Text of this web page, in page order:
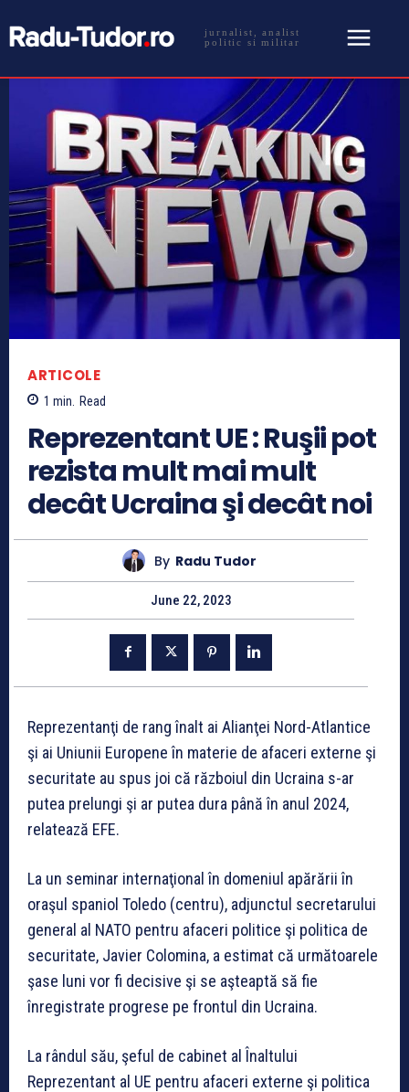
jurnalist, analist
politic si militar
ARTICOLE
1 min. Read
Reprezentant UE : Ruşii pot
rezista mult mai mult
decât Ucraina şi decât noi
By Radu Tudor
June 22, 2023
Reprezentanţi de rang înalt ai Alianţei Nord-Atlantice
şi ai Uniunii Europene în materie de afaceri externe şi
securitate au spus joi că războiul din Ucraina s-ar
putea prelungi şi ar putea dura până în anul 2024,
relatează EFE.
La un seminar internaţional în domeniul apărării în
oraşul spaniol Toledo (centru), adjunctul secretarului
general al NATO pentru afaceri politice şi politica de
securitate, Javier Colomina, a estimat că următoarele
şase luni vor fi decisive şi se aşteaptă să fie
înregistrate progrese pe frontul din Ucraina.
La rândul său, şeful de cabinet al Înaltului
Reprezentant al UE pentru afaceri externe şi politica